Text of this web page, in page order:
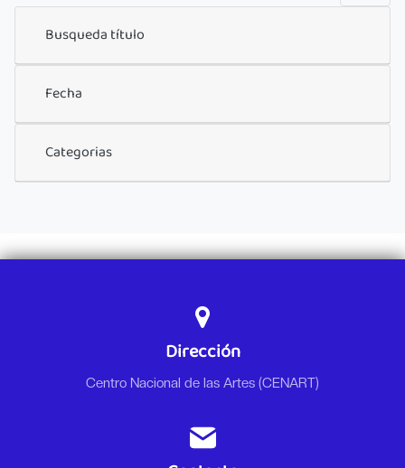
Busqueda título
Fecha
Categorias
Dirección
Centro Nacional de las Artes (CENART)